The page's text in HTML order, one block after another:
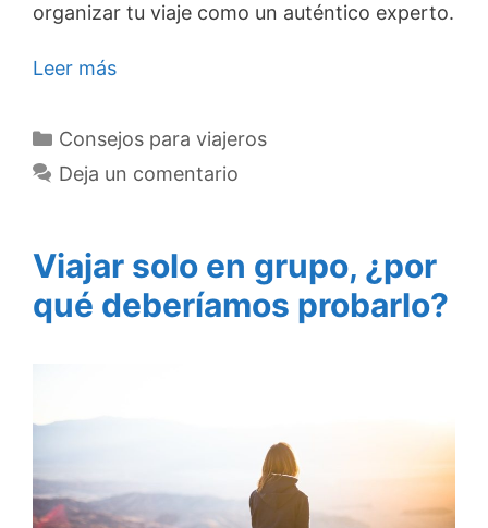
organizar tu viaje como un auténtico experto.
Leer más
Categorías
Consejos para viajeros
Deja un comentario
Viajar solo en grupo, ¿por
qué deberíamos probarlo?